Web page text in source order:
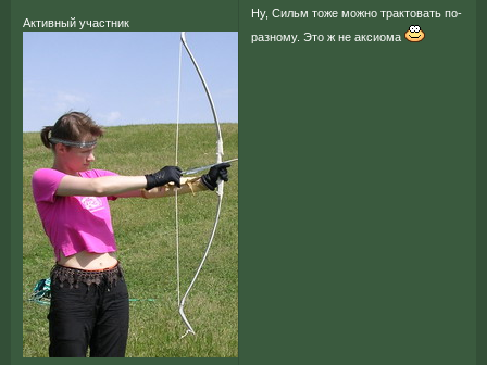
Активный участник
Ну, Сильм тоже можно трактовать по-
разному. Это ж не аксиома